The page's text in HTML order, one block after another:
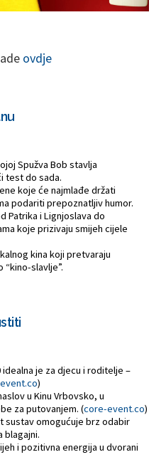
ovdje
Spužva Bob stavlja
test do sada.
koje će najmlađe držati
podariti prepoznatljiv humor.
Patrika i Lignjoslava do
koje prizivaju smijeh cijele
kina koji pretvaraju
slavlje”.
je za djecu i roditelje –
)
u Kinu Vrbovsko, u
za putovanjem. (core-event.co)
sustav omogućuje brz odabir
blagajni.
i pozitivna energija u dvorani